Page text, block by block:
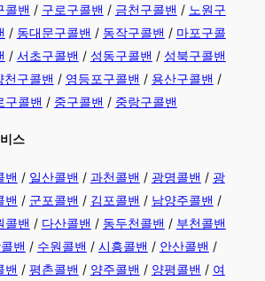
콜밴 / 구로구콜밴 / 금천구콜밴 / 노원구
/ 동대문구콜밴 / 동작구콜밴 / 마포구콜
/ 서초구콜밴 / 성동구콜밴 / 성북구콜밴
천구콜밴 / 영등포구콜밴 / 용산구콜밴 /
구콜밴 / 중구콜밴 / 중랑구콜밴
스
밴 / 일산콜밴 / 과천콜밴 / 광명콜밴 / 광
밴 / 군포콜밴 / 김포콜밴 / 남양주콜밴 /
콜밴 / 다산콜밴 / 동두천콜밴 / 부천콜밴
밴 / 수원콜밴 / 시흥콜밴 / 안산콜밴 /
밴 / 평촌콜밴 / 양주콜밴 / 양평콜밴 / 여